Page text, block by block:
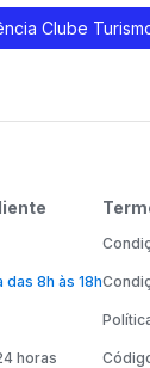
Clube
8h às 18h
horas